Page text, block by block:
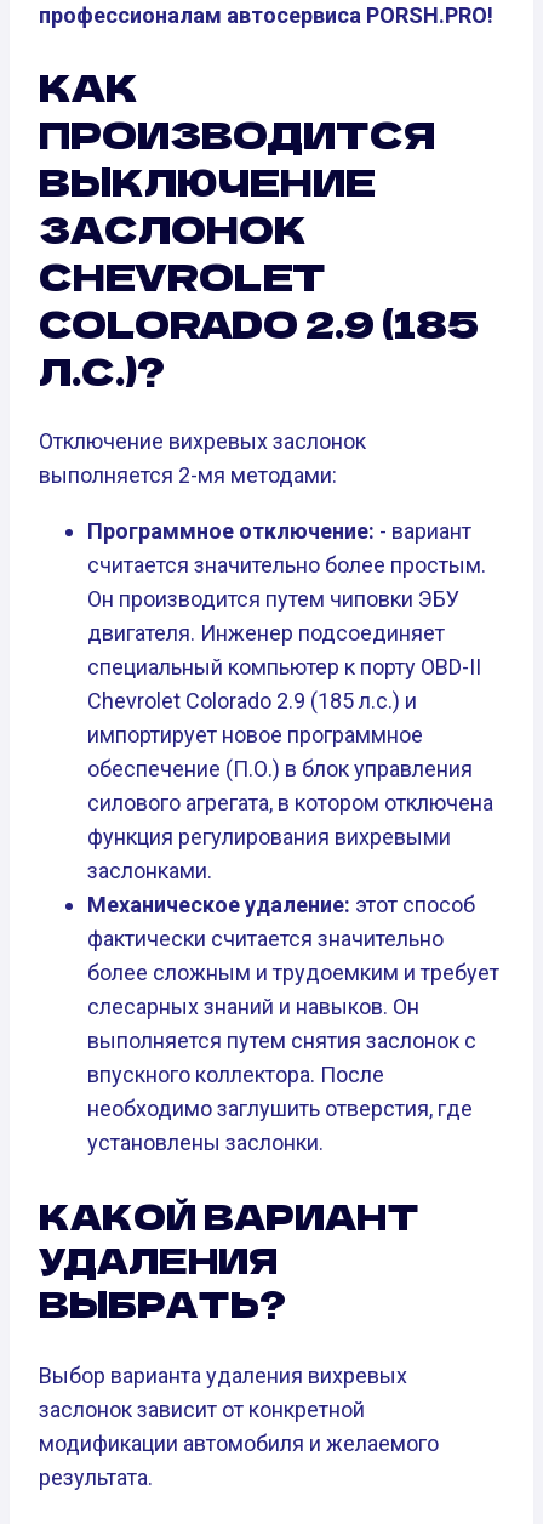
профессионалам автосервиса PORSH.PRO!
КАК
ПРОИЗВОДИТСЯ
ВЫКЛЮЧЕНИЕ
ЗАСЛОНОК
CHEVROLET
COLORADO 2.9 (185
Л.С.)?
Отключение вихревых заслонок
выполняется 2-мя методами:
Программное отключение: - вариант
считается значительно более простым.
Он производится путем чиповки ЭБУ
двигателя. Инженер подсоединяет
специальный компьютер к порту OBD-II
Chevrolet Colorado 2.9 (185 л.с.) и
импортирует новое программное
обеспечение (П.О.) в блок управления
силового агрегата, в котором отключена
функция регулирования вихревыми
заслонками.
Механическое удаление: этот способ
фактически считается значительно
более сложным и трудоемким и требует
слесарных знаний и навыков. Он
выполняется путем снятия заслонок с
впускного коллектора. После
необходимо заглушить отверстия, где
установлены заслонки.
КАКОЙ ВАРИАНТ
УДАЛЕНИЯ
ВЫБРАТЬ?
Выбор варианта удаления вихревых
заслонок зависит от конкретной
модификации автомобиля и желаемого
результата.